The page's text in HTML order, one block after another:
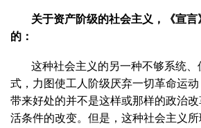
关于资产阶级的社会主义，《宣
的：
这种社会主义的另一种不够系统
式，力图使工人阶级厌弃一切革命运
带来好处的并不是这样或那样的政治
活条件的改变。但是，这种社会主义